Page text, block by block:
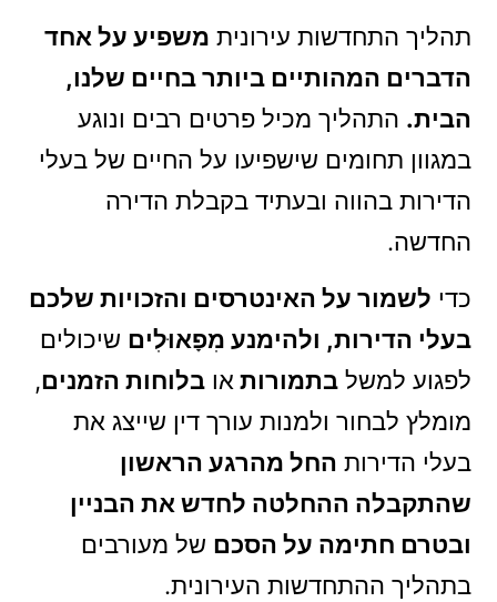
תהליך התחדשות עירונית משפיע על אחד
הדברים המהותיים ביותר בחיים שלנו,
הבית. התהליך מכיל פרטים רבים ונוגע
במגוון תחומים שישפיעו על החיים של בעלי
הדירות בהווה ובעתיד בקבלת הדירה
החדשה.
כדי לשמור על האינטרסים והזכויות שלכם
בעלי הדירות, ולהימנע מִפָאוּלִים שיכולים
לפגוע למשל בתמורותאו בלוחות הזמנים,
מומלץ לבחור ולמנות עורך דין שייצג את
בעלי הדירות החל מהרגע הראשון
שהתקבלה ההחלטה לחדש את הבניין
ובטרם חתימה על הסכם של מעורבים
בתהליך ההתחדשות העירונית.